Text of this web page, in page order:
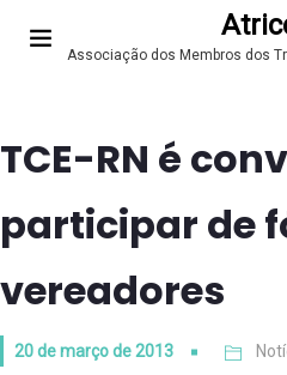
Associação dos Membros dos
TCE-RN é
participar de
vereadores
20 de março de 2013